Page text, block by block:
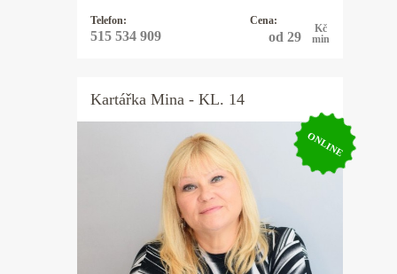
Telefon:
515 534 909
Cena:
od 29
Kč
min
Kartářka Mina - KL. 14
ONLINE
Kartářka Mina
Výkladem z karet se zabývám 20let a
vykládám karty Osho Zen Tarot. Tyto
karty nevěští, ale pojmenovávají
pravdu přítomného okamžiku a pouze